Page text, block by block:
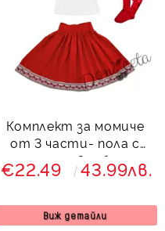
Комплект за момиче
от 3 части- пола с
етно мотиви, блуза с
дълъг ръкав с къдрици
€22.49 43.99лв.
Виж детайли